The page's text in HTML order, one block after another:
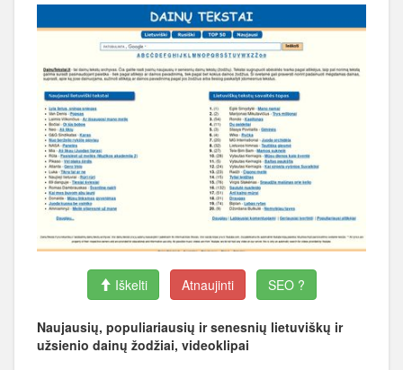
Iškelti Atnaujinti SEO ?
Naujausių, populiariausių ir senesnių lietuviškų ir
užsienio dainų žodžiai, videoklipai